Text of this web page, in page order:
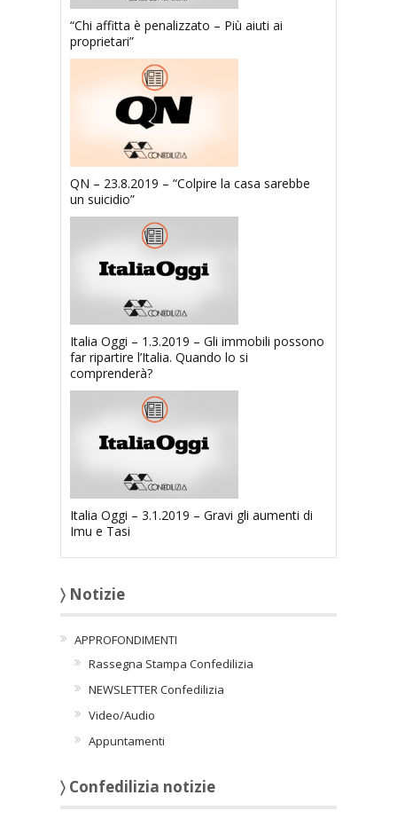
“Chi affitta è penalizzato – Più aiuti ai
proprietari”
QN – 23.8.2019 – “Colpire la casa sarebbe
un suicidio”
Italia Oggi – 1.3.2019 – Gli immobili possono
far ripartire l’Italia. Quando lo si
comprenderà?
Italia Oggi – 3.1.2019 – Gravi gli aumenti di
Imu e Tasi
〉 Notizie
APPROFONDIMENTI
Rassegna Stampa Confedilizia
NEWSLETTER Confedilizia
Video/Audio
Appuntamenti
〉 Confedilizia notizie